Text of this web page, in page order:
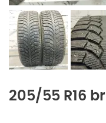
205/55 R16